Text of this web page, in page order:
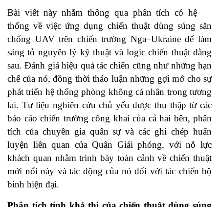
Bài viết này nhằm thông qua phân tích có hệ
thống về việc ứng dụng chiến thuật dùng súng săn
chống UAV trên chiến trường Nga–Ukraine để làm
sáng tỏ nguyên lý kỹ thuật và logic chiến thuật đằng
sau. Đánh giá hiệu quả tác chiến cũng như những hạn
chế của nó, đồng thời thảo luận những gợi mở cho sự
phát triển hệ thống phòng không cá nhân trong tương
lai. Tư liệu nghiên cứu chủ yếu được thu thập từ các
báo cáo chiến trường công khai của cả hai bên, phân
tích của chuyên gia quân sự và các ghi chép huấn
luyện liên quan của Quân Giải phóng, với nỗ lực
khách quan nhằm trình bày toàn cảnh về chiến thuật
mới nổi này và tác động của nó đối với tác chiến bộ
binh hiện đại.